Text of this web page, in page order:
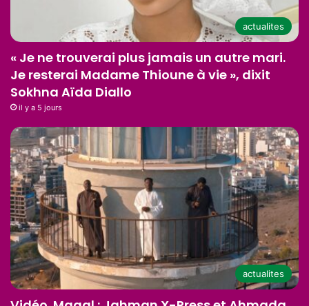
actualites
« Je ne trouverai plus jamais un autre mari.
Je resterai Madame Thioune à vie », dixit
Sokhna Aïda Diallo
il y a 5 jours
actualites